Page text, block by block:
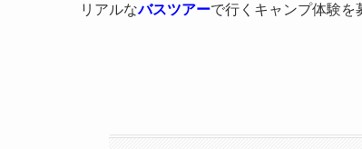
リアルなバスツアーで行くキャンプ体験を